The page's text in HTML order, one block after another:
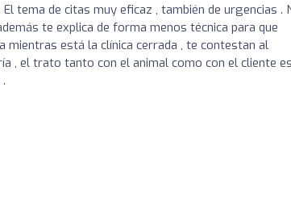
tema de citas muy eficaz , también de urgencias .
te explica de forma menos técnica para que
mientras está la clínica cerrada , te contestan al
, el trato tanto con el animal como con el cliente es